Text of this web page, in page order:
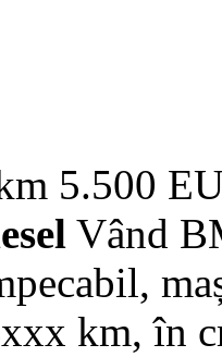
5.500
Vând
km, în